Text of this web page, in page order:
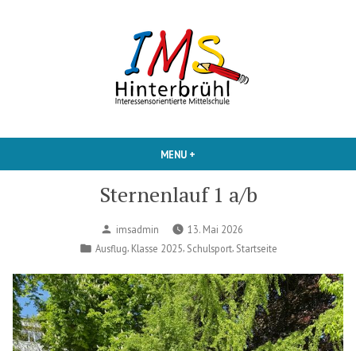
IMS Hinterbruehl
MENU +
Sternenlauf 1 a/b
Posted
by
imsadmin
13. Mai 2026
Posted
Ausflug Klasse 2025 Schulsport, Startseite